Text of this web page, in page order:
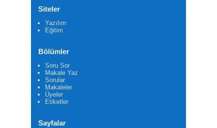
Siteler
Yazılım
Eğitim
Bölümler
Soru Sor
Makale Yaz
Sorular
Makaleler
Üyeler
Etiketler
Sayfalar